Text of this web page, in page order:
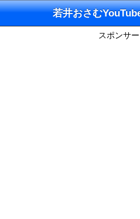
若井おさむ
スポンサ